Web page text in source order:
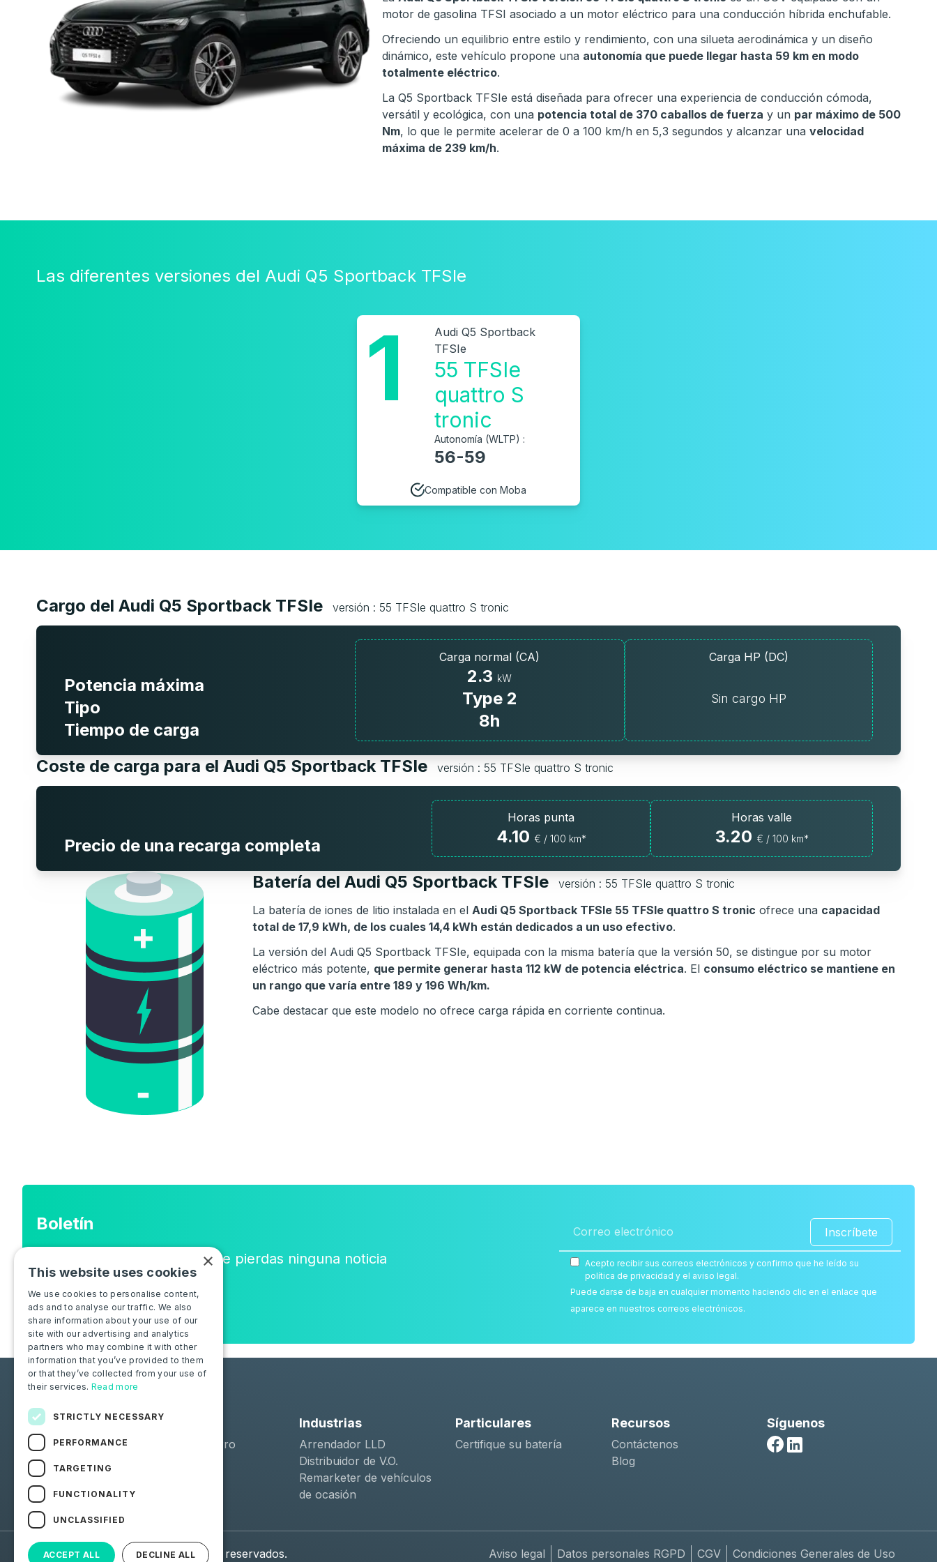
motor de gasolina TFSI asociado a un motor eléctrico para una conducción híbrida enchufable.
Ofreciendo un equilibrio entre estilo y rendimiento, con una silueta aerodinámica y un diseño
dinámico, este vehículo propone una autonomía que puede llegar hasta 59 km en modo
totalmente eléctrico.
La Q5 Sportback TFSIe está diseñada para ofrecer una experiencia de conducción cómoda,
versátil y ecológica, con una potencia total de 370 caballos de fuerza y un par máximo de 500
Nm, lo que le permite acelerar de 0 a 100 km/h en 5,3 segundos y alcanzar una velocidad
máxima de 239 km/h.
Las diferentes versiones del Audi Q5 Sportback TFSIe
1
Audi Q5 Sportback
TFSIe
55 TFSIe
quattro S
tronic
Autonomía (WLTP) :
56-59
Compatible con Moba
Cargo del Audi Q5 Sportback TFSIe versión : 55 TFSIe quattro S tronic
Potencia máxima
Tipo
Tiempo de carga
Carga normal (CA)
2.3 kW
Type 2
8h
Carga HP (DC)
Sin cargo HP
Coste de carga para el Audi Q5 Sportback TFSIe versión : 55 TFSIe quattro S tronic
Precio de una recarga completa
Horas punta
4.10 € / 100 km*
Horas valle
3.20 € / 100 km*
Batería del Audi Q5 Sportback TFSIe
versión : 55 TFSIe quattro S tronic
La batería de iones de litio instalada en el Audi Q5 Sportback TFSIe 55 TFSIe quattro S tronic ofrece una capacidad
total de 17,9 kWh, de los cuales 14,4 kWh están dedicados a un uso efectivo.
La versión del Audi Q5 Sportback TFSIe, equipada con la misma batería que la versión 50, se distingue por su motor
eléctrico más potente, que permite generar hasta 112 kW de potencia eléctrica. El consumo eléctrico se mantiene en
un rango que varía entre 189 y 196 Wh/km.
Cabe destacar que este modelo no ofrece carga rápida en corriente continua.
Boletín
Únete a la comunidad y no te pierdas ninguna noticia
o novedad.
Inscríbete
Acepto recibir sus correos electrónicos y confirmo que he leído su
política de privacidad y el aviso legal.
Puede darse de baja en cualquier momento haciendo clic en el enlace que
aparece en nuestros correos electrónicos.
Soluciones
Moba Certify Pro
Industrias
Arrendador LLD
Distribuidor de V.O.
Remarketer de vehículos
de ocasión
Particulares
Certifique su batería
Recursos
Contáctenos
Blog
Síguenos
© 2026 Moba. Todos los derechos reservados. Aviso legal Datos personales RGPD CGV Condiciones Generales de Uso
×
This website uses cookies
We use cookies to personalise content,
ads and to analyse our traffic. We also
share information about your use of our
site with our advertising and analytics
partners who may combine it with other
information that you’ve provided to them
or that they’ve collected from your use of
their services. Read more
STRICTLY NECESSARY
PERFORMANCE
TARGETING
FUNCTIONALITY
UNCLASSIFIED
ACCEPT ALL DECLINE ALL